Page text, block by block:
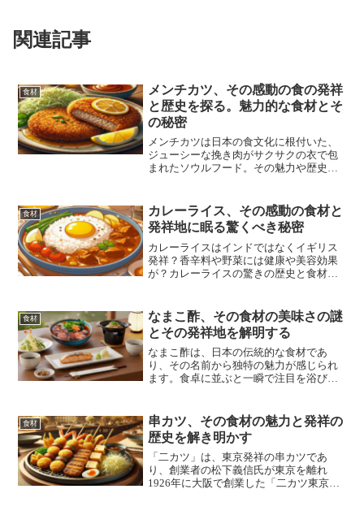
関連記事
食材
メンチカツ、その感動の食の発祥
と歴史を探る。魅力的な食材とそ
の秘密
メンチカツは日本の食文化に根付いた、
ジューシーな挽き肉がサクサクの衣で包
まれたソウルフード。その魅力や歴史、
エーションも探求。メンチカツ愛好者と
新たなファンに贈る記事となっておりま
す。
食材
カレーライス、その感動の食材と
発祥地に眠る驚くべき秘密
カレーライスはインドではなくイギリス
発祥？香辛料や野菜には健康や美容効果
が？カレーライスの驚きの歴史と食材の
食材
なまこ酢、その食材の美味さの謎
とその発祥地を解明する
なまこ酢は、日本の伝統的な食材であ
り、その名前から独特の魅力が感じられ
ます。食卓に並ぶと一瞬で注目を浴びる
美味しさの謎と発祥地を探求してみまし
ょう。
食材
串カツ、その食材の魅力と発祥の
歴史を解き明かす
「二カツ」は、東京発祥の串カツであ
り、創業者の松下義信氏が東京を離れ
1926年に大阪で創業した「二カツ東京